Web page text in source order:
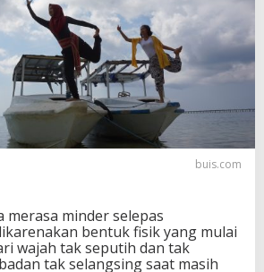
m
buis.com
merasa minder selepas
bentuk fisik yang mulai
wajah tak seputih dan tak
tak selangsing saat masih